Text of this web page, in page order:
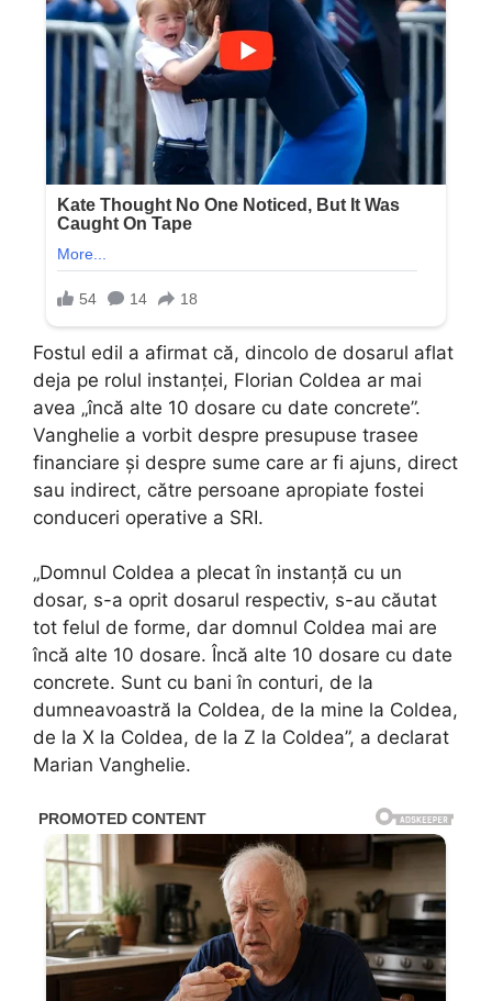
Fostul edil a afirmat că, dincolo de dosarul aflat
deja pe rolul instanței, Florian Coldea ar mai
avea „încă alte 10 dosare cu date concrete”.
Vanghelie a vorbit despre presupuse trasee
financiare și despre sume care ar fi ajuns, direct
sau indirect, către persoane apropiate fostei
conduceri operative a SRI.
„Domnul Coldea a plecat în instanță cu un
dosar, s-a oprit dosarul respectiv, s-au căutat
tot felul de forme, dar domnul Coldea mai are
încă alte 10 dosare. Încă alte 10 dosare cu date
concrete. Sunt cu bani în conturi, de la
dumneavoastră la Coldea, de la mine la Coldea,
de la X la Coldea, de la Z la Coldea”, a declarat
Marian Vanghelie.